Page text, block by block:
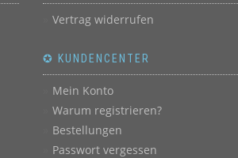
Vertrag widerrufen
✪ KUNDENCENTER
Mein Konto
Warum registrieren?
Bestellungen
Passwort vergessen